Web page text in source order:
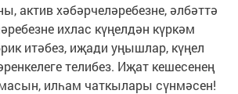
актив хәбәрчеләребезне, әлбәттә
ихлас күңелдән күркәм
итәбез, иҗади уңышлар, күңел
телибез. Иҗат кешесенең
илһам чаткылары сүнмәсен!